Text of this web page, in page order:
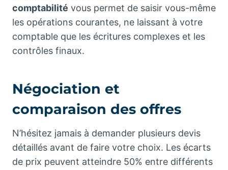
comptabilité vous permet de saisir vous-même
les opérations courantes, ne laissant à votre
comptable que les écritures complexes et les
contrôles finaux.
Négociation et
comparaison des offres
N’hésitez jamais à demander plusieurs devis
détaillés avant de faire votre choix. Les écarts
de prix peuvent atteindre 50% entre différents